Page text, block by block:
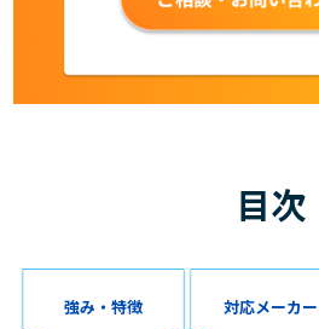
目次
強み・特徴 対応メーカー